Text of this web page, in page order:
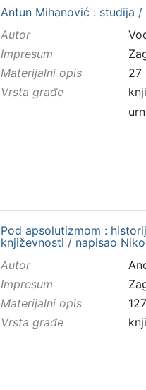
Antun Mihanović : studija
Autor
Impresum
Materijalni opis
27
Vrsta građe
Pod apsolutizmom :
književnosti / napisao
Autor
Impresum
Materijalni opis
Vrsta građe